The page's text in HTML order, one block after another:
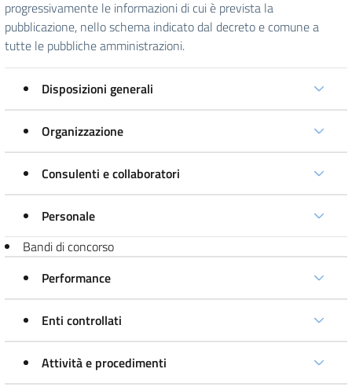
progressivamente le informazioni di cui è prevista la
pubblicazione, nello schema indicato dal decreto e comune a
tutte le pubbliche amministrazioni.
Disposizioni generali
Organizzazione
Consulenti e collaboratori
Personale
Bandi di concorso
Performance
Enti controllati
Attività e procedimenti